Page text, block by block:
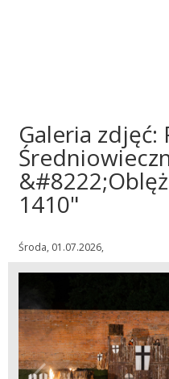
Galeria
1410"
Środa, 01.07.2026,